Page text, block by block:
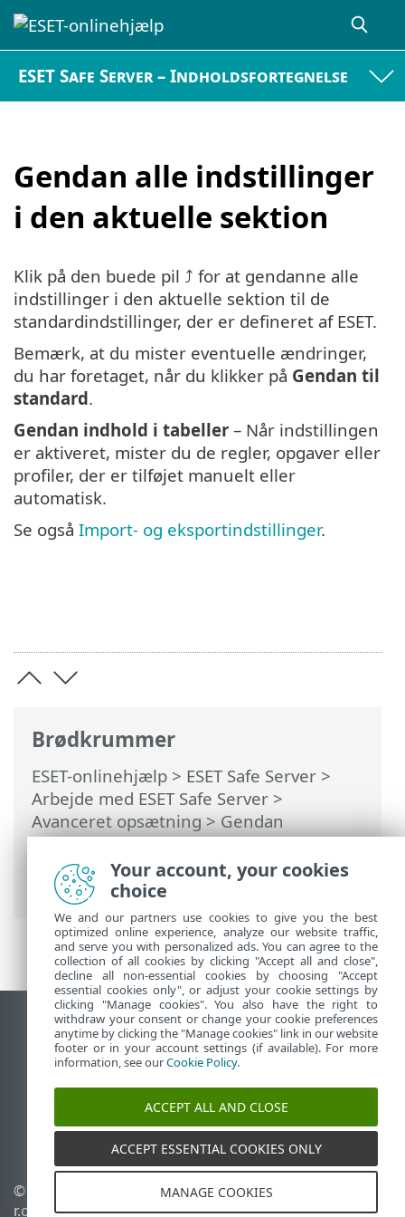
ESET Safe Server – Indholdsfortegnelse
Gendan alle indstillinger
i den aktuelle sektion
Brødkrummer
ESET-onlinehjælp > ESET Safe Server >
Arbejde med ESET Safe Server >
Avanceret opsætning> Gendan
avancerede opsætningsindstillinger >
Gendan alle indstillinger i den aktuelle
sektion
Klik på den buede pil ⤴ for at gendanne alle
indstillinger i den aktuelle sektion til de
standardindstillinger, der er defineret af ESET.
Bemærk, at du mister eventuelle ændringer,
du har foretaget, når du klikker på Gendan til
standard.
Gendan indhold i tabeller – Når indstillingen
er aktiveret, mister du de regler, opgaver eller
profiler, der er tilføjet manuelt eller
automatisk.
Se også Import- og eksportindstillinger.
Vis computerwebsted
End of Life
ESET-vidensbase
ESET-forum
ESET Status Portal
Regional support
© 1992 - 2026 ESET, spol. s
r.o. – Alle rettigheder
Administrer cookies
Cookiepolitik
Your account, your cookies
choice
We and our partners use cookies to give you the best
optimized online experience, analyze our website traffic,
and serve you with personalized ads. You can agree to the
collection of all cookies by clicking "Accept all and close",
decline all non-essential cookies by choosing "Accept
essential cookies only", or adjust your cookie settings by
clicking "Manage cookies". You also have the right to
withdraw your consent or change your cookie preferences
anytime by clicking the "Manage cookies" link in our website
footer or in your account settings (if available). For more
information, see ourCookie Policy.
ACCEPT ALL AND CLOSE
ACCEPT ESSENTIAL COOKIES ONLY
MANAGE COOKIES